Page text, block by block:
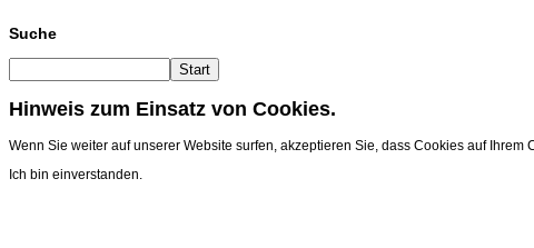
Suche
Start
Hinweis zum Einsatz von Cookies.
Wenn Sie weiter auf unserer Website surfen, akzeptieren Sie, dass Cookies auf Ihrem
Ich bin einverstanden.